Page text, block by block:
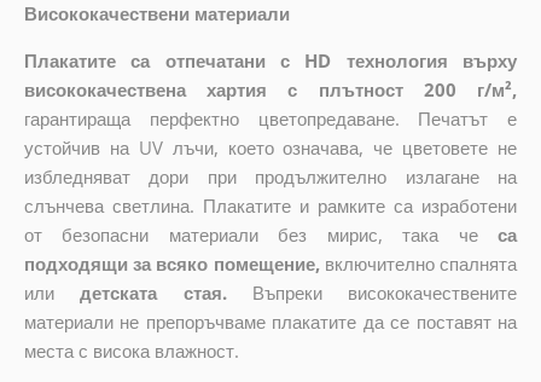
Висококачествени материали
Плакатите са отпечатани с HD технология върху
висококачествена хартия с плътност 200 г/м²,
гарантираща перфектно цветопредаване. Печатът е
устойчив на UV лъчи, което означава, че цветовете не
избледняват дори при продължително излагане на
слънчева светлина. Плакатите и рамките са изработени
от безопасни материали без мирис, така че
са
подходящи за всяко помещение, включително спалнята
или
детската стая.
Въпреки висококачествените
материали не препоръчваме плакатите да се поставят на
места с висока влажност.